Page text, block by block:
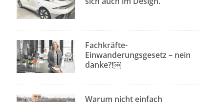
Fachkräfte-
Einwanderungsgesetz – nein
danke?!￼
Warum nicht einfach